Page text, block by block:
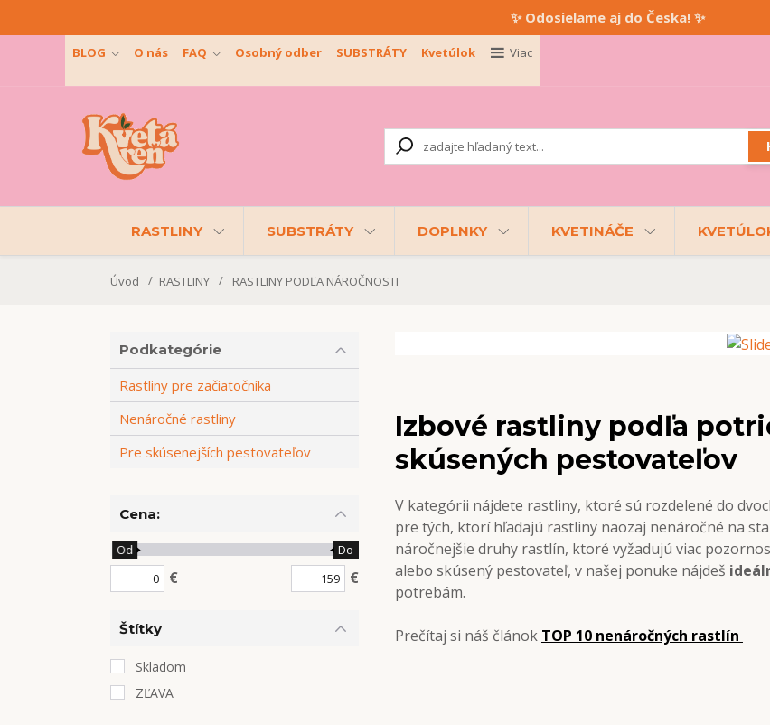
✨ Odosielame aj do Česka! ✨
BLOG O nás FAQ Osobný odber SUBSTRÁTY Kvetúlok Viac
RASTLINY SUBSTRÁTY DOPLNKY KVETINÁČE
Úvod RASTLINY RASTLINY PODĽA NÁROČNOSTI
Izbové rastliny podľa
skúsených pestovateľov
V kategórii nájdete rastliny, ktoré sú rozdelené do
pre tých, ktorí hľadajú rastliny naozaj nenáročné na
náročnejšie druhy rastlín, ktoré vyžadujú viac
alebo skúsený pestovateľ, v našej ponuke nájdeš
potrebám.
Prečítaj si náš článok TOP 10 nenáročných rastlín
Podkategórie
Rastliny pre začiatočníka
Nenáročné rastliny
Pre skúsenejších pestovateľov
Cena:
€
Od Do
€
Štítky
Skladom
ZĽAVA